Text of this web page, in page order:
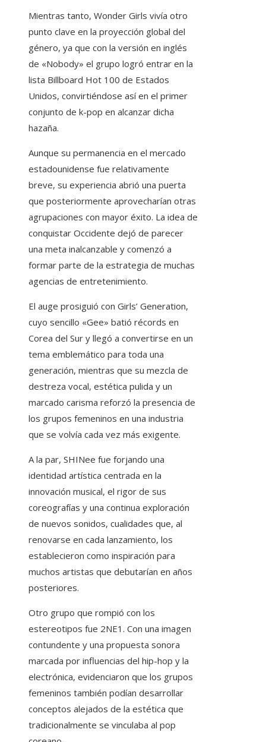
Mientras tanto, Wonder Girls vivía otro
punto clave en la proyección global del
género, ya que con la versión en inglés
de «Nobody» el grupo logró entrar en la
lista Billboard Hot 100 de Estados
Unidos, convirtiéndose así en el primer
conjunto de k-pop en alcanzar dicha
hazaña.
Aunque su permanencia en el mercado
estadounidense fue relativamente
breve, su experiencia abrió una puerta
que posteriormente aprovecharían otras
agrupaciones con mayor éxito. La idea de
conquistar Occidente dejó de parecer
una meta inalcanzable y comenzó a
formar parte de la estrategia de muchas
agencias de entretenimiento.
El auge prosiguió con Girls’ Generation,
cuyo sencillo «Gee» batió récords en
Corea del Sur y llegó a convertirse en un
tema emblemático para toda una
generación, mientras que su mezcla de
destreza vocal, estética pulida y un
marcado carisma reforzó la presencia de
los grupos femeninos en una industria
que se volvía cada vez más exigente.
A la par, SHINee fue forjando una
identidad artística centrada en la
innovación musical, el rigor de sus
coreografías y una continua exploración
de nuevos sonidos, cualidades que, al
renovarse en cada lanzamiento, los
establecieron como inspiración para
muchos artistas que debutarían en años
posteriores.
Otro grupo que rompió con los
estereotipos fue 2NE1. Con una imagen
contundente y una propuesta sonora
marcada por influencias del hip-hop y la
electrónica, evidenciaron que los grupos
femeninos también podían desarrollar
conceptos alejados de la estética que
tradicionalmente se vinculaba al pop